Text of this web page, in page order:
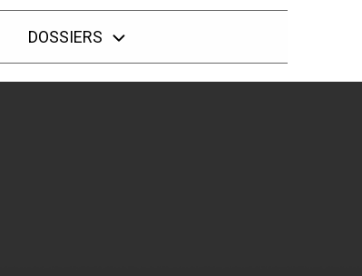
DOSSIERS